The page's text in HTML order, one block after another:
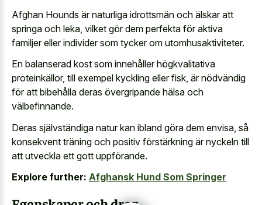
Afghan Hounds är naturliga idrottsmän och älskar att
springa och leka, vilket gör dem perfekta för aktiva
familjer eller individer som tycker om utomhusaktiviteter.
En balanserad kost som innehåller högkvalitativa
proteinkällor, till exempel kyckling eller fisk, är nödvändig
för att bibehålla deras övergripande hälsa och
välbefinnande.
Deras självständiga natur kan ibland göra dem envisa, så
konsekvent träning och positiv förstärkning är nyckeln till
att utveckla ett gott uppförande.
Explore further: Afghansk Hund Som Springer